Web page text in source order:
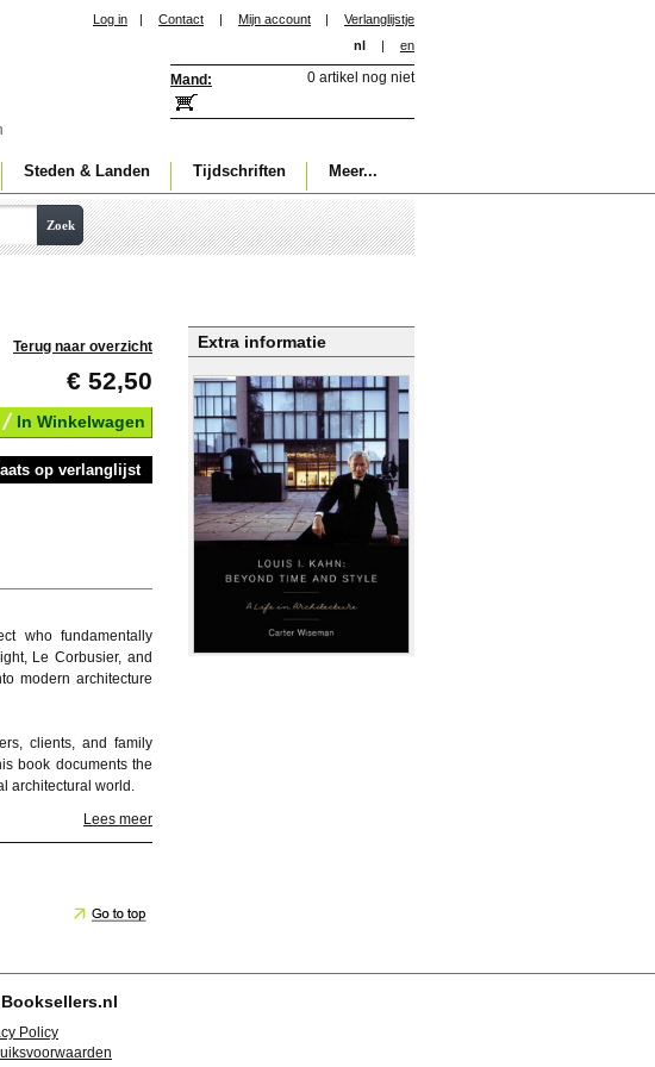
Log in | Contact | Mijn account |
Verlanglijstje
nl
| en
Mand: 0 artikel nog niet
Steden & Landen Tijdschriften Meer...
Zoek
Extra informatie
Terug naar overzicht
€ 52,50
In Winkelwagen
op verlanglijst
who fundamentally
Le Corbusier, and
modern architecture
clients, and family
book documents the
architectural world.
Lees meer
Policy